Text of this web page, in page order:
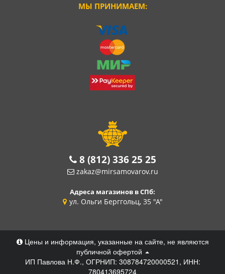
МЫ ПРИНИМАЕМ:
8 (812) 336 25 25
zakaz@mirsamovarov.ru
Адреса магазинов в СПб:
ул. Ольги Берггольц, 35 "А"
Цены и информация, указанные на сайте, не являются
публичной офертой
ИП Павлова Н.Ф., ОГРНИП: 308784720000521, ИНН:
780413695724